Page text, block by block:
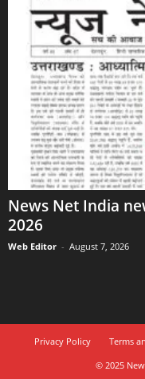
News Net India
2026
Web Editor - August 7, 2026
Privacy Policy Terms
© 2025